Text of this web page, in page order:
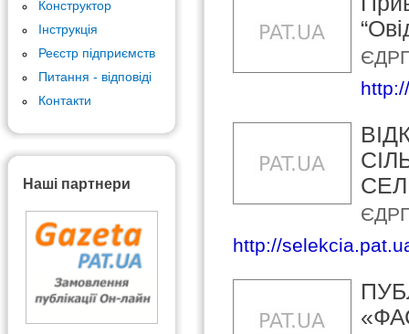
Конструктор
Інструкція
Реєстр підприємств
Питання - відповіді
Контакти
Наші партнери
http://